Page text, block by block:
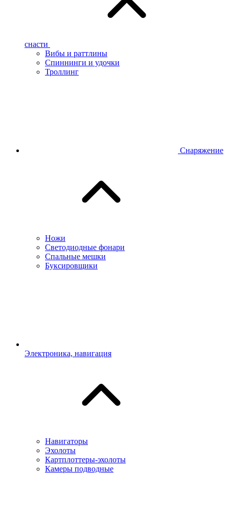
снасти
Вибы и раттлины
Спиннинги и удочки
Троллинг
Снаряжение
Ножи
Светодиодные фонари
Спальные мешки
Буксировщики
Электроника, навигация
Навигаторы
Эхолоты
Картплоттеры-эхолоты
Камеры подводные